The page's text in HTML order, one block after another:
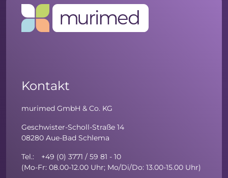
Kontakt
murimed GmbH & Co. KG
Geschwister-Scholl-Straße 14
08280 Aue-Bad Schlema
Tel.: +49 (0) 3771 / 59 81 - 10
(Mo-Fr: 08.00-12.00 Uhr; Mo/Di/Do: 13.00-15.00 Uhr)